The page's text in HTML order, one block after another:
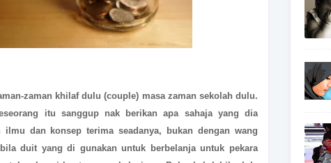
zaman khilaf dulu (couple) masa zaman sekolah dulu.
itu sanggup nak berikan apa sahaja yang dia
ilmu dan konsep terima seadanya, bukan dengan wang
duit yang di gunakan untuk berbelanja untuk pekara